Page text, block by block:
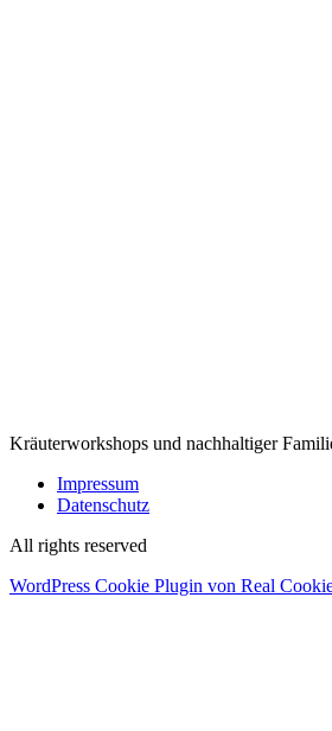
Kräuterworkshops und nachhaltiger
Impressum
Datenschutz
All rights reserved
WordPress Cookie Plugin von Real